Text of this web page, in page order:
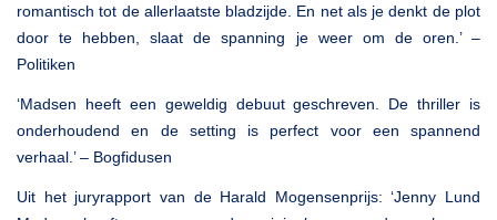
romantisch tot de allerlaatste bladzijde. En net als je denkt de plot
door te hebben, slaat de spanning je weer om de oren.’ –
Politiken
‘Madsen heeft een geweldig debuut geschreven. De thriller is
onderhoudend en de setting is perfect voor een spannend
verhaal.’ – Bogfidusen
Uit het juryrapport van de Harald Mogensenprijs: ‘Jenny Lund